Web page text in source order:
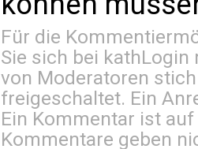
Für die
Sie sich bei kathLogin
von Moderatoren
freigeschaltet. Ein
Ein Kommentar ist
Kommentare geben